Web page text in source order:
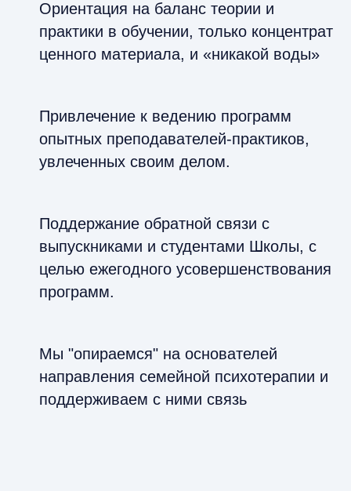
Ориентация на баланс теории и
практики в обучении, только концентрат
ценного материала, и «никакой воды»
Привлечение к ведению программ
опытных преподавателей-практиков,
увлеченных своим делом.
Поддержание обратной связи с
выпускниками и студентами Школы, с
целью ежегодного усовершенствования
программ.
Мы "опираемся" на основателей
направления семейной психотерапии и
поддерживаем с ними связь